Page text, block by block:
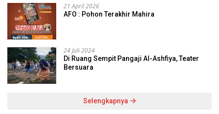
21 April 2026
AFO : Pohon Terakhir Mahira
24 Juli 2024
Di Ruang Sempit Pangaji Al-Ashfiya, Teater
Bersuara
Selengkapnya